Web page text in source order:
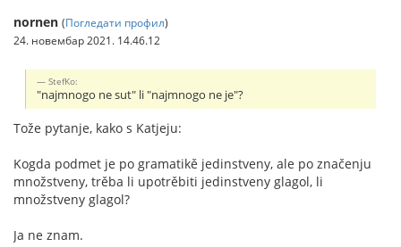
nornen (Погледати профил)
24. новембар 2021. 14.46.12
StefKo:
"najmnogo ne sut" li "najmnogo ne je"?
Tože pytanje, kako s Katjeju:
Kogda podmet je po gramatikě jedinstveny, ale po značenju
množstveny, trěba li upotrěbiti jedinstveny glagol, li
množstveny glagol?
Ja ne znam.